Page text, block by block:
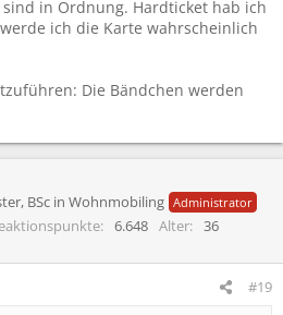
in Ordnung. Hardticket hab ich
ich die Karte wahrscheinlich
Die Bändchen werden
BSc in Wohnmobiling Administrator
6.648 Alter
36
#19